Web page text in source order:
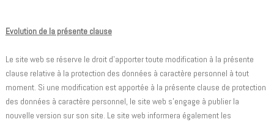
Evolution de la présente clause
Le site web se réserve le droit d'apporter toute modification à la présente
clause relative à la protection des données à caractère personnel à tout
moment. Si une modification est apportée à la présente clause de protection
des données à caractère personnel, le site web s'engage à publier la
nouvelle version sur son site. Le site web informera également les